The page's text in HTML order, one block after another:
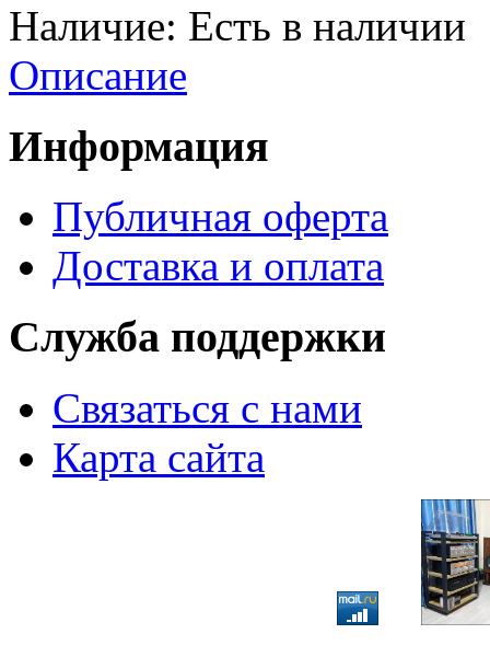
Наличие: Есть в наличии
Описание
Информация
Публичная оферта
Доставка и оплата
Служба поддержки
Связаться с нами
Карта сайта